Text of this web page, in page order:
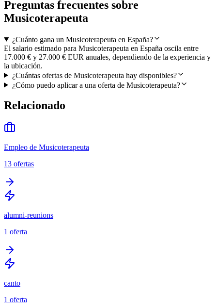
Preguntas frecuentes sobre
Musicoterapeuta
¿Cuánto gana un Musicoterapeuta en España?
El salario estimado para Musicoterapeuta en España oscila entre
17.000 € y 27.000 € EUR anuales, dependiendo de la experiencia y
la ubicación.
¿Cuántas ofertas de Musicoterapeuta hay disponibles?
¿Cómo puedo aplicar a una oferta de Musicoterapeuta?
Relacionado
Empleo de Musicoterapeuta
13 ofertas
alumni-reunions
1 oferta
canto
1 oferta